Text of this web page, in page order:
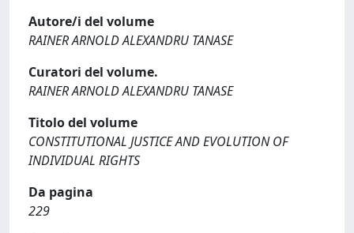
Autore/i del volume
RAINER ARNOLD ALEXANDRU TANASE
Curatori del volume.
RAINER ARNOLD ALEXANDRU TANASE
Titolo del volume
CONSTITUTIONAL JUSTICE AND EVOLUTION OF
INDIVIDUAL RIGHTS
Da pagina
229